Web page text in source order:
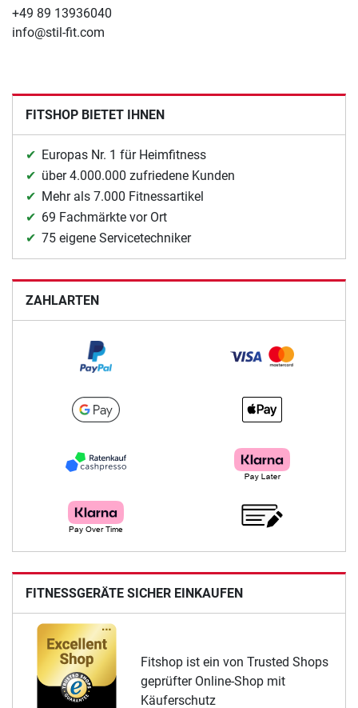
+49 89 13936040
info@stil-fit.com
FITSHOP BIETET IHNEN
Europas Nr. 1 für Heimfitness
über 4.000.000 zufriedene Kunden
Mehr als 7.000 Fitnessartikel
69 Fachmärkte vor Ort
75 eigene Servicetechniker
ZAHLARTEN
FITNESSGERÄTE SICHER EINKAUFEN
Fitshop ist ein von Trusted Shops
geprüfter Online-Shop mit
Käuferschutz